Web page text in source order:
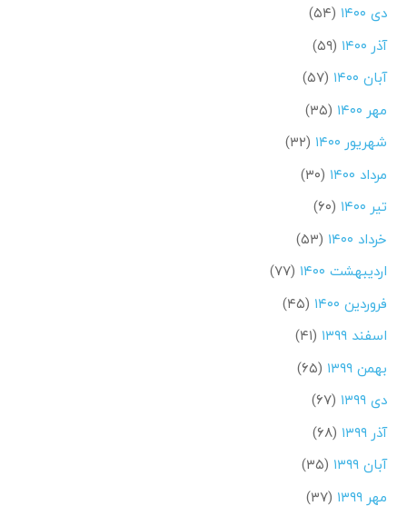
دی ۱۴۰۰
(۵۴)
آذر ۱۴۰۰
(۵۹)
آبان ۱۴۰۰
(۵۷)
مهر ۱۴۰۰
(۳۵)
شهریور ۱۴۰۰
(۳۲)
مرداد ۱۴۰۰
(۳۰)
تیر ۱۴۰۰
(۶۰)
خرداد ۱۴۰۰
(۵۳)
اردیبهشت ۱۴۰۰
(۷۷)
فروردین ۱۴۰۰
(۴۵)
اسفند ۱۳۹۹
(۴۱)
بهمن ۱۳۹۹
(۶۵)
دی ۱۳۹۹
(۶۷)
آذر ۱۳۹۹
(۶۸)
آبان ۱۳۹۹
(۳۵)
مهر ۱۳۹۹
(۳۷)